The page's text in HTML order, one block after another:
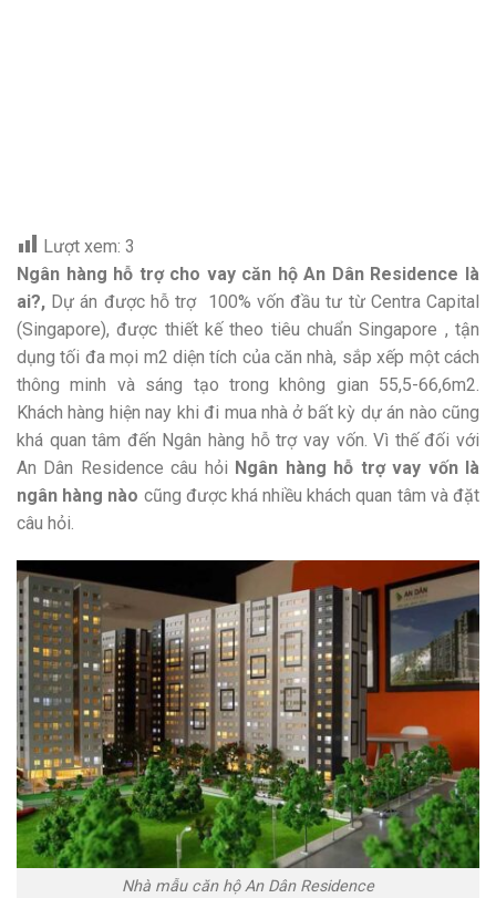
Lượt xem: 3
Ngân hàng hỗ trợ cho vay căn hộ An Dân Residence là
ai?, Dự án được hỗ trợ 100% vốn đầu tư từ Centra Capital
(Singapore), được thiết kế theo tiêu chuẩn Singapore , tận
dụng tối đa mọi m2 diện tích của căn nhà, sắp xếp một cách
thông minh và sáng tạo trong không gian 55,5-66,6m2.
Khách hàng hiện nay khi đi mua nhà ở bất kỳ dự án nào cũng
khá quan tâm đến Ngân hàng hỗ trợ vay vốn. Vì thế đối với
An Dân Residence câu hỏi Ngân hàng hỗ trợ vay vốn là
ngân hàng nào cũng được khá nhiều khách quan tâm và đặt
câu hỏi.
Nhà mẫu căn hộ An Dân Residence